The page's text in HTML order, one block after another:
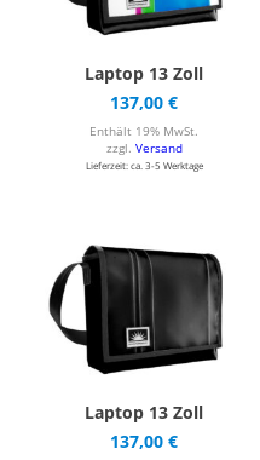
Laptop 13 Zoll
137,00€
Enthält 19% MwSt.
zzgl. Versand
Lieferzeit: ca. 3-5 Werktage
Laptop 13 Zoll
137,00€